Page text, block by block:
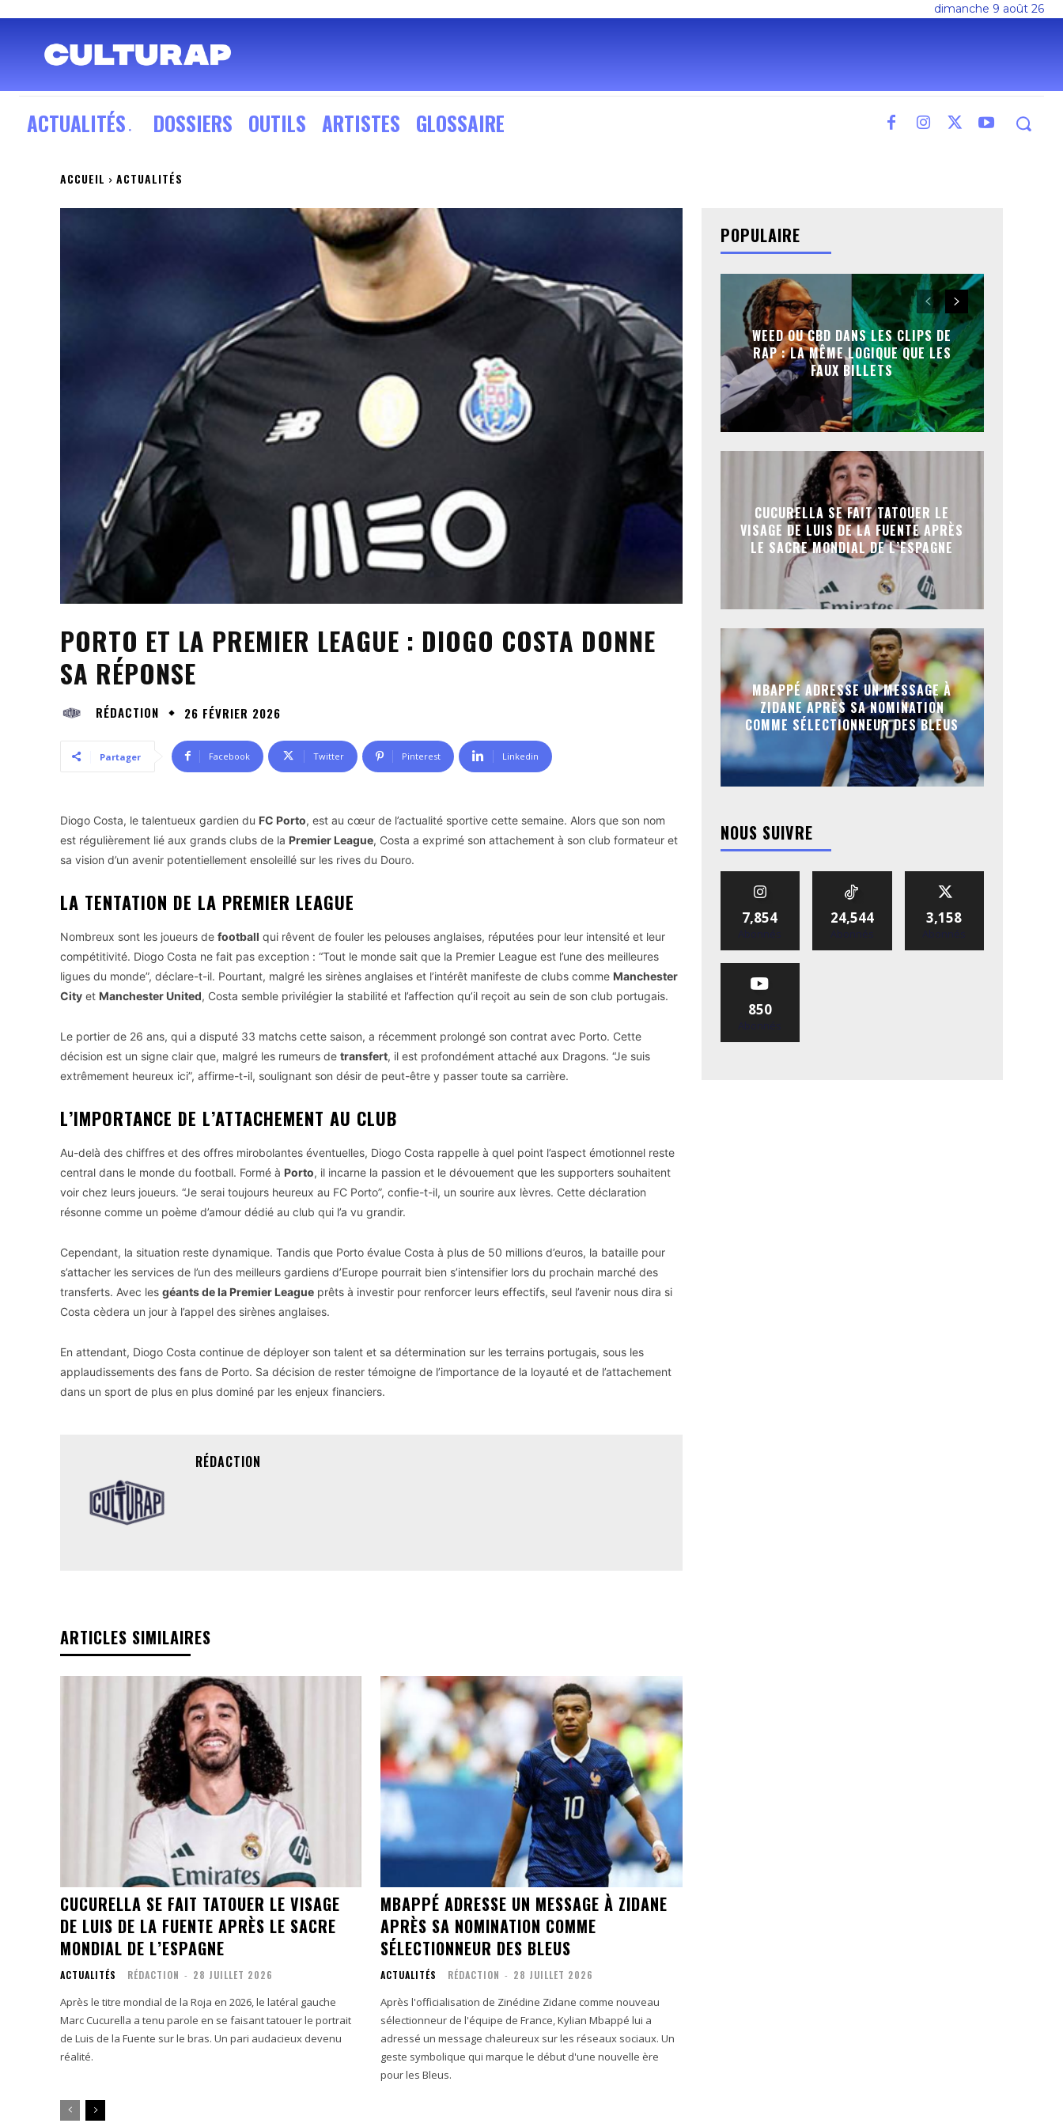
dimanche 9 août 26
ACTUALITÉS DOSSIERS OUTILS ARTISTES GLOSSAIRE
ACCUEIL ACTUALITÉS
PORTO ET LA PREMIER LEAGUE : DIOGO COSTA DONNE
SA RÉPONSE
RÉDACTION 26 FÉVRIER 2026
Partager Facebook Twitter Pinterest Linkedin
Diogo Costa, le talentueux gardien du FC Porto, est au cœur de l’actualité sportive cette semaine. Alors que son nom
est régulièrement lié aux grands clubs de la Premier League, Costa a exprimé son attachement à son club formateur et
sa vision d’un avenir potentiellement ensoleillé sur les rives du Douro.
LA TENTATION DE LA PREMIER LEAGUE
Nombreux sont les joueurs de football qui rêvent de fouler les pelouses anglaises, réputées pour leur intensité et leur
compétitivité. Diogo Costa ne fait pas exception : “Tout le monde sait que la Premier League est l’une des meilleures
ligues du monde”, déclare-t-il. Pourtant, malgré les sirènes anglaises et l’intérêt manifeste de clubs comme Manchester
City et Manchester United, Costa semble privilégier la stabilité et l’affection qu’il reçoit au sein de son club portugais.
Le portier de 26 ans, qui a disputé 33 matchs cette saison, a récemment prolongé son contrat avec Porto. Cette
décision est un signe clair que, malgré les rumeurs de transfert, il est profondément attaché aux Dragons. “Je suis
extrêmement heureux ici”, affirme-t-il, soulignant son désir de peut-être y passer toute sa carrière.
L’IMPORTANCE DE L’ATTACHEMENT AU CLUB
Au-delà des chiffres et des offres mirobolantes éventuelles, Diogo Costa rappelle à quel point l’aspect émotionnel reste
central dans le monde du football. Formé à Porto, il incarne la passion et le dévouement que les supporters souhaitent
voir chez leurs joueurs. “Je serai toujours heureux au FC Porto”, confie-t-il, un sourire aux lèvres. Cette déclaration
résonne comme un poème d’amour dédié au club qui l’a vu grandir.
Cependant, la situation reste dynamique. Tandis que Porto évalue Costa à plus de 50 millions d’euros, la bataille pour
s’attacher les services de l’un des meilleurs gardiens d’Europe pourrait bien s’intensifier lors du prochain marché des
transferts. Avec les géants de la Premier League prêts à investir pour renforcer leurs effectifs, seul l’avenir nous dira si
Costa cèdera un jour à l’appel des sirènes anglaises.
En attendant, Diogo Costa continue de déployer son talent et sa détermination sur les terrains portugais, sous les
applaudissements des fans de Porto. Sa décision de rester témoigne de l’importance de la loyauté et de l’attachement
dans un sport de plus en plus dominé par les enjeux financiers.
RÉDACTION
ARTICLES SIMILAIRES
CUCURELLA SE FAIT TATOUER LE VISAGE
DE LUIS DE LA FUENTE APRÈS LE SACRE
MONDIAL DE L’ESPAGNE
ACTUALITÉS RÉDACTION - 28 JUILLET 2026
Après le titre mondial de la Roja en 2026, le latéral gauche
Marc Cucurella a tenu parole en se faisant tatouer le portrait
de Luis de la Fuente sur le bras. Un pari audacieux devenu
réalité.
MBAPPÉ ADRESSE UN MESSAGE À ZIDANE
APRÈS SA NOMINATION COMME
SÉLECTIONNEUR DES BLEUS
ACTUALITÉS RÉDACTION - 28 JUILLET 2026
Après l'officialisation de Zinédine Zidane comme nouveau
sélectionneur de l'équipe de France, Kylian Mbappé lui a
adressé un message chaleureux sur les réseaux sociaux. Un
geste symbolique qui marque le début d'une nouvelle ère
pour les Bleus.
POPULAIRE
WEED OU CBD DANS LES CLIPS DE
RAP : LA MÊME LOGIQUE QUE LES
FAUX BILLETS
CUCURELLA SE FAIT TATOUER LE
VISAGE DE LUIS DE LA FUENTE APRÈS
LE SACRE MONDIAL DE L’ESPAGNE
MBAPPÉ ADRESSE UN MESSAGE À
ZIDANE APRÈS SA NOMINATION
COMME SÉLECTIONNEUR DES BLEUS
NOUS SUIVRE
7,854
Abonnés
24,544
Abonnés
3,158
Abonnés
850
Abonnés